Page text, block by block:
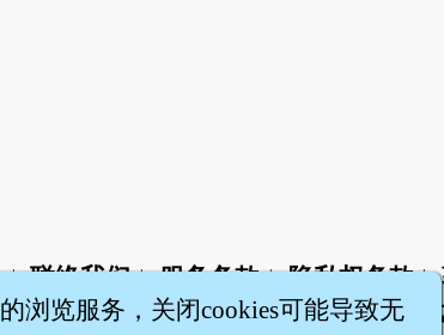
| 联络我们 | 服务条款 | 隐私权条款 |
智橐·医砭 ·沈药子©2008～2026著作
浏览服务，关闭cookies可能导致无